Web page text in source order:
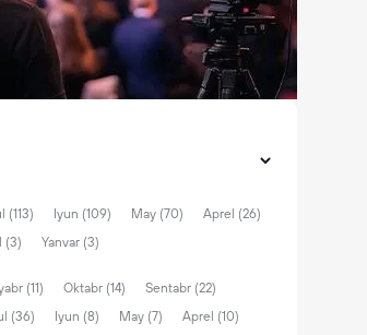
(113) Iyun (109) May (70)
Aprel (26)
(3)
Yanvar (3)
(11) Oktabr (14)
Sentabr (22)
(36) Iyun (8) May (7)
Aprel (10)